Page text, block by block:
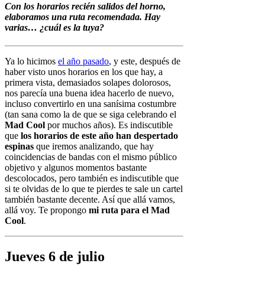
Con los horarios recién salidos del horno,
elaboramos una ruta recomendada. Hay
varias… ¿cuál es la tuya?
Ya lo hicimos el año pasado, y este, después de
haber visto unos horarios en los que hay, a
primera vista, demasiados solapes dolorosos,
nos parecía una buena idea hacerlo de nuevo,
incluso convertirlo en una sanísima costumbre
(tan sana como la de que se siga celebrando el
Mad Cool por muchos años). Es indiscutible
que los horarios de este año han despertado
espinas que iremos analizando, que hay
coincidencias de bandas con el mismo público
objetivo y algunos momentos bastante
descolocados, pero también es indiscutible que
si te olvidas de lo que te pierdes te sale un cartel
también bastante decente. Así que allá vamos,
allá voy. Te propongo mi ruta para el Mad
Cool.
Jueves 6 de julio